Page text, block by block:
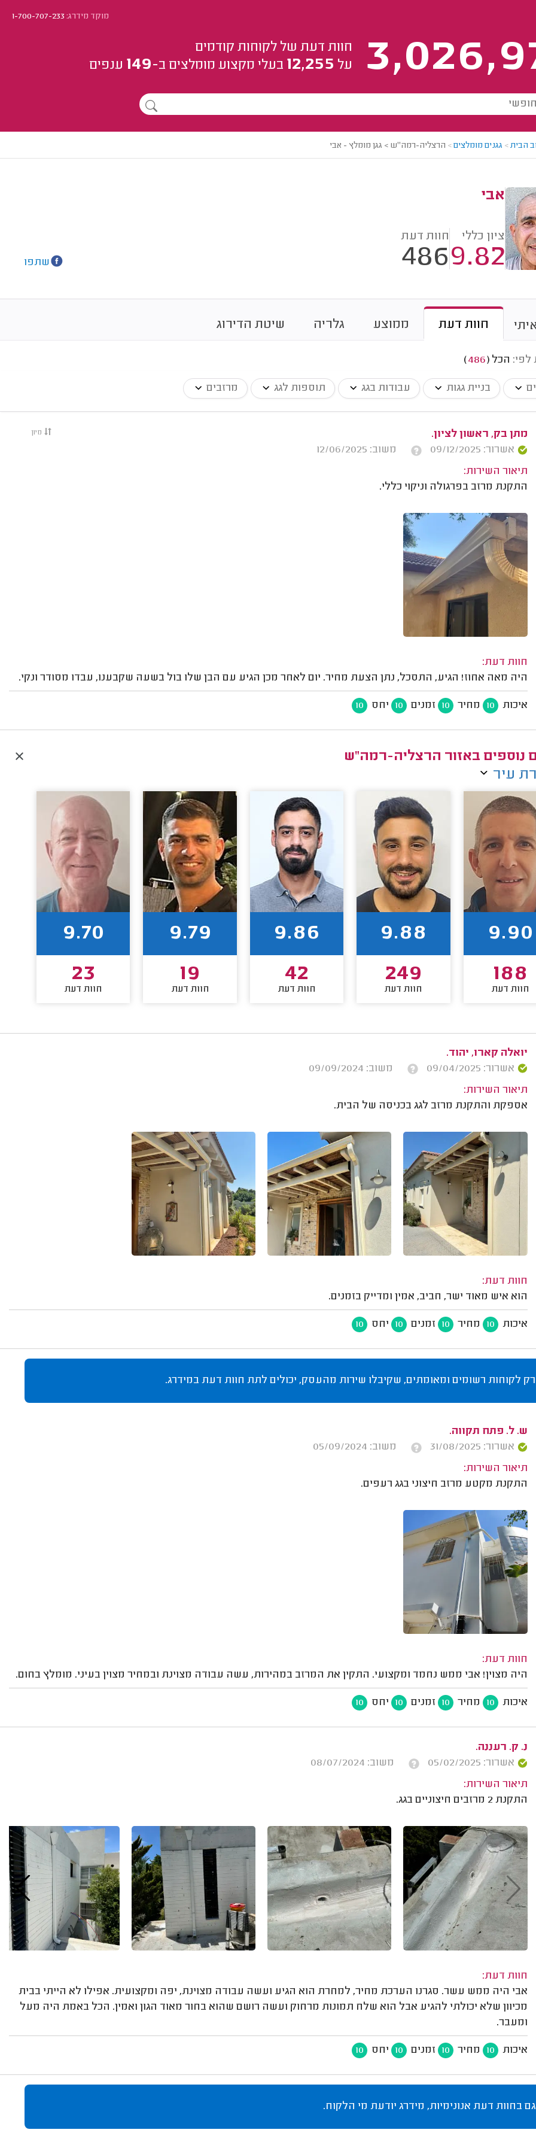
מוקד מידרג:1-700-707-233
חוות דעת של לקוחות קודמים
על 12,255 בעלי מקצוע מומלצים ב-149 ענפים
הבית> גגנים מומלצים> הרצליה-רמה"ש > גגן מומלץ - אבי
אבי
ציון כללי
9.82
חוות דעת
486 שתפו
חוות דעת ממוצע גלריה שיטת הדירוג
לפי: הכל (
486
)
בניית גגות עבודות בגג תוספות לגג מרזבים
מיון
מתן בק, ראשון לציון.
אשרור: 09/12/2025
משוב: 12/06/2025
תיאור השירות:
התקנת מרזב בפרגולה וניקוי כללי.
חוות דעת:
היה מאה אחוז! הגיע, התסכל, נתן הצעת מחיר. יום לאחר מכן הגיע עם הבן שלו בול בשעה שקבענו, עבדו מסודר ונקי.
איכות 10 מחיר 10 זמנים 10 יחס 10
נוספים באזור הרצליה-רמה"ש
עיר
9.90
188
חוות דעת
9.88
249
חוות דעת
9.86
42
חוות דעת
9.79
19
חוות דעת
9.70
23
חוות דעת
יואלה קארו, יהוד.
אשרור: 09/04/2025
משוב: 09/09/2024
תיאור השירות:
אספקת והתקנת מרזב לגג בכניסה של הבית.
חוות דעת:
הוא איש מאוד ישר, חביב, אמין ומדייק בזמנים.
איכות 10 מחיר 10 זמנים 10 יחס 10
רק לקוחות רשומים ומאומתים, שקיבלו שירות מהעסק, יכולים לתת חוות דעת במידרג.
ש. ל. פתח תקווה.
אשרור: 31/08/2025
משוב: 05/09/2024
תיאור השירות:
התקנת מקטע מרזב חיצוני בגג רעפים.
חוות דעת:
היה מצוין! אבי ממש נחמד ומקצועי. התקין את המרזב במהירות, עשה עבודה מצוינת ובמחיר מצוין בעיני. מומלץ בחום.
איכות 10 מחיר 10 זמנים 10 יחס 10
נ. ק. רעננה.
אשרור: 05/02/2025
משוב: 08/07/2024
תיאור השירות:
התקנת 2 מרזבים חיצוניים בגג.
חוות דעת:
אבי היה ממש עשר. סגרנו הערכת מחיר, למחרת הוא הגיע ועשה עבודה מצוינת, יפה ומקצועית. אפילו לא הייתי בבית
מכיוון שלא יכולתי להגיע אבל הוא שלח תמונות מרחוק ועשה רושם שהוא בחור מאוד הגון ואמין. הכל באמת היה מעל
ומעבר.
איכות 10 מחיר 10 זמנים 10 יחס 10
גם בחוות דעת אנונימיות, מידרג יודעת מי הלקוח.